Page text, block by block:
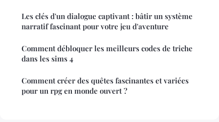
Les clés d'un dialogue captivant : bâtir un système
narratif fascinant pour votre jeu d'aventure
Comment débloquer les meilleurs codes de triche
dans les sims 4
Comment créer des quêtes fascinantes et variées
pour un rpg en monde ouvert ?